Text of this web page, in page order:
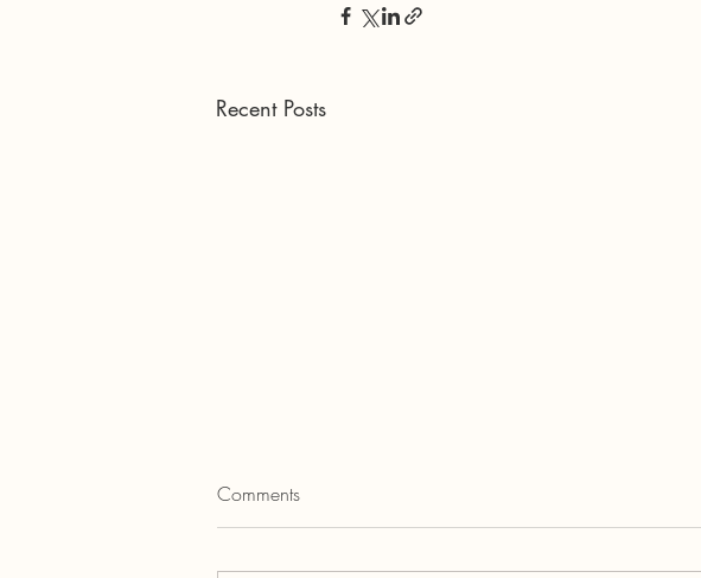
Recent Posts
Comments